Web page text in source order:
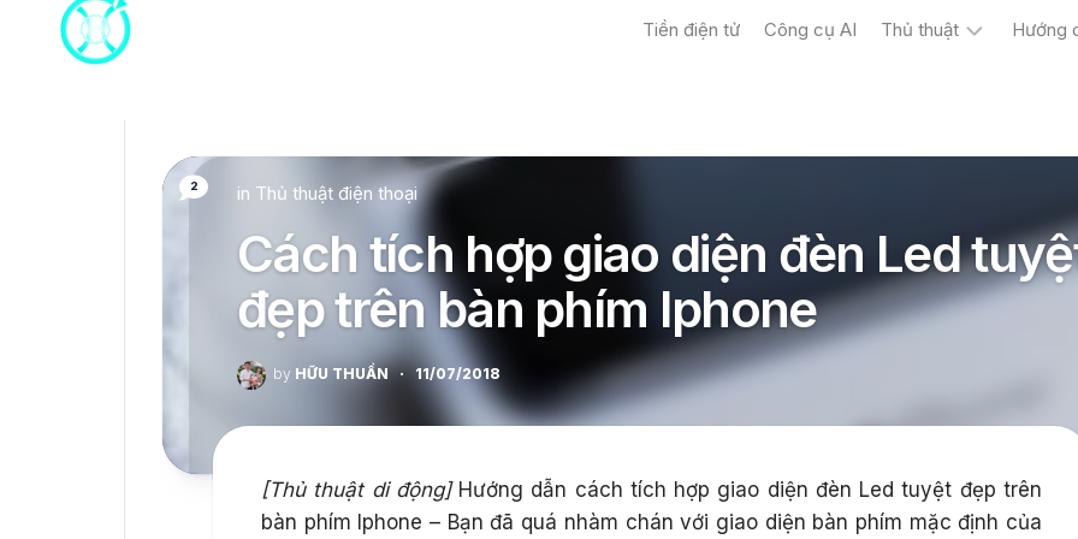
Tiền điện tử Công cụ AI Thủ thuật Hướng
2 in Thủ thuật điện thoại
Cách tích hợp giao diện đèn Led
đẹp trên bàn phím Iphone
by HỮU THUẦN · 11/07/2018
[Thủ thuật di động]Hướng dẫn cách tích hợp giao diện đèn Led tuyệt đẹp trên
bàn phím Iphone – Bạn đã quá nhàm chán với giao diện bàn phím mặc định của